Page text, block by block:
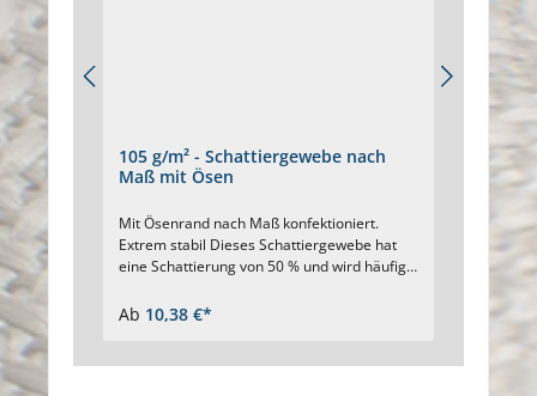
105 g/m² - Schattiergewebe nach
Maß mit Ösen
Mit Ösenrand nach Maß konfektioniert.
Extrem stabil Dieses Schattiergewebe hat
eine Schattierung von 50 % und wird häufig
Schattiergewebe nach Ihrem Maß Farbe:
Ab 10,38 €*
140
mit
Für
Maß.
Ab